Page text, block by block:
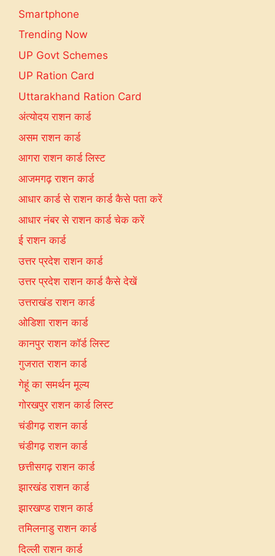
Smartphone
Trending Now
UP Govt Schemes
UP Ration Card
Uttarakhand Ration Card
अंत्योदय राशन कार्ड
असम राशन कार्ड
आगरा राशन कार्ड लिस्ट
आजमगढ़ राशन कार्ड
आधार कार्ड से राशन कार्ड कैसे पता करें
आधार नंबर से राशन कार्ड चेक करें
ई राशन कार्ड
उत्तर प्रदेश राशन कार्ड
उत्तर प्रदेश राशन कार्ड कैसे देखें
उत्तराखंड राशन कार्ड
ओडिशा राशन कार्ड
कानपुर राशन कॉर्ड लिस्ट
गुजरात राशन कार्ड
गेहूं का समर्थन मूल्य
गोरखपुर राशन कार्ड लिस्ट
चंडीगढ़ राशन कार्ड
चंडीगढ़ राशन कार्ड
छत्तीसगढ़ राशन कार्ड
झारखंड राशन कार्ड
झारखण्ड राशन कार्ड
तमिलनाडु राशन कार्ड
दिल्ली राशन कार्ड